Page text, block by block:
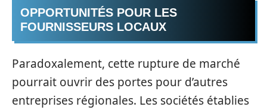
OPPORTUNITÉS POUR LES
FOURNISSEURS LOCAUX
Paradoxalement, cette rupture de marché
pourrait ouvrir des portes pour d’autres
entreprises régionales. Les sociétés établies